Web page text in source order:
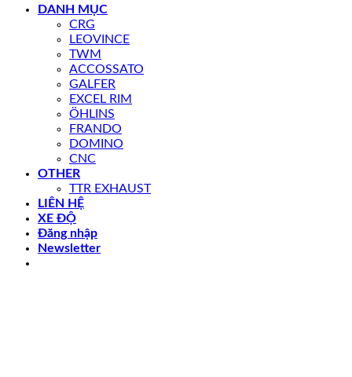
DANH MỤC
CRG
LEOVINCE
TWM
ACCOSSATO
GALFER
EXCEL RIM
ÖHLINS
FRANDO
DOMINO
CNC
OTHER
TTR EXHAUST
LIÊN HỆ
XE ĐỘ
Đăng nhập
Newsletter